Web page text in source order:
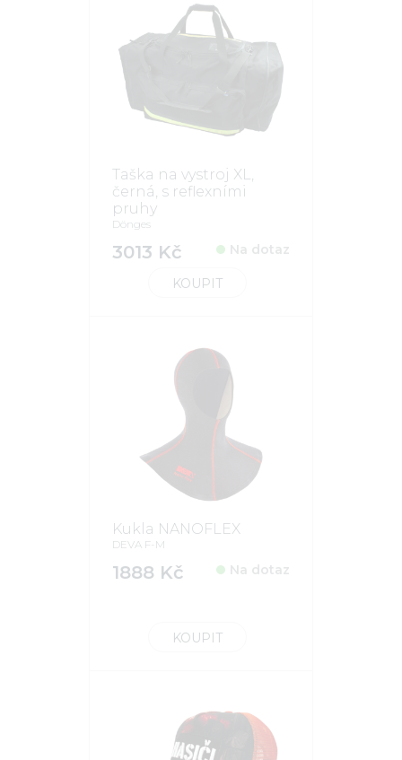
Taška na vystroj XL,
černá, s reflexními
pruhy
Dönges
3013 Kč Na dotaz
KOUPIT
Kukla NANOFLEX
DEVA F-M
1888 Kč Na dotaz
KOUPIT